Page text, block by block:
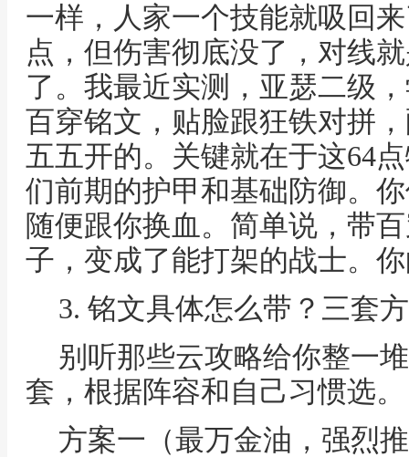
一样，人家一个技能就吸回
点，但伤害彻底没了，对线
了。我最近实测，亚瑟二级
百穿铭文，贴脸跟狂铁对拼
五五开的。关键就在于这64
们前期的护甲和基础防御。
随便跟你换血。简单说，带
子，变成了能打架的战士。
3. 铭文具体怎么带？三套
别听那些云攻略给你整一
套，根据阵容和自己习惯选。
方案一（最万金油，强烈